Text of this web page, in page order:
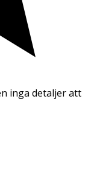
inga detaljer att